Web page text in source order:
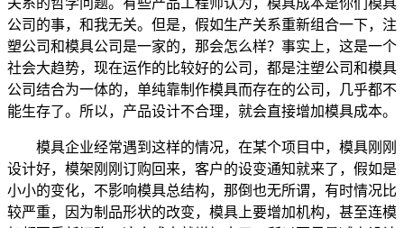
关系的哲学问题。有些产品工程师认为，模具成本是你们模具
公司的事，和我无关。但是，假如生产关系重新组合一下，注
塑公司和模具公司是一家的，那会怎么样？事实上，这是一个
社会大趋势，现在运作的比较好的公司，都是注塑公司和模具
公司结合为一体的，单纯靠制作模具而存在的公司，几乎都不
能生存了。所以，产品设计不合理，就会直接增加模具成本。
模具企业经常遇到这样的情况，在某个项目中，模具刚刚
设计好，模架刚刚订购回来，客户的设变通知就来了，假如是
小小的变化，不影响模具总结构，那倒也无所谓，有时情况比
较严重，因为制品形状的改变，模具上要增加机构，甚至连模